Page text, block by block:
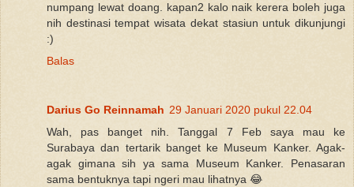
numpang lewat doang. kapan2 kalo naik kerera boleh juga
nih destinasi tempat wisata dekat stasiun untuk dikunjungi
:)
Balas
Darius Go Reinnamah 29 Januari 2020 pukul 22.04
Wah, pas banget nih. Tanggal 7 Feb saya mau ke
Surabaya dan tertarik banget ke Museum Kanker. Agak-
agak gimana sih ya sama Museum Kanker. Penasaran
sama bentuknya tapi ngeri mau lihatnya 😂